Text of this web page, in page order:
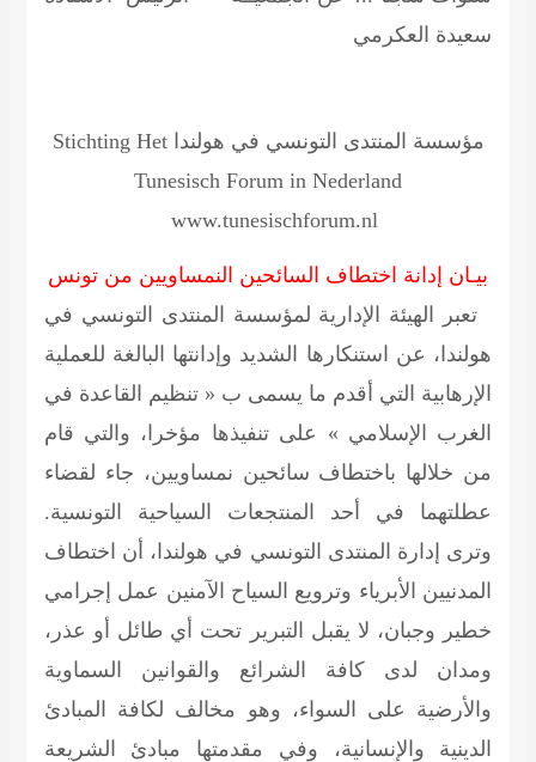
سعيدة العكرمي
مؤسسة المنتدى التونسي في هولنداStichting Het
Tunesisch Forum in Nederland
www.tunesischforum.nl
بيـان إدانة اختطاف السائحين النمساويين من تونس
تعبر الهيئة الإدارية لمؤسسة المنتدى التونسي في
هولندا، عن استنكارها الشديد وإدانتها البالغة للعملية
الإرهابية التي أقدم ما يسمى ب « تنظيم القاعدة في
الغرب الإسلامي » على تنفيذها مؤخرا، والتي قام
من خلالها باختطاف سائحين نمساويين، جاء لقضاء
عطلتهما في أحد المنتجعات السياحية التونسية.
وترى إدارة المنتدى التونسي في هولندا، أن اختطاف
المدنيين الأبرياء وترويع السياح الآمنين عمل إجرامي
خطير وجبان، لا يقبل التبرير تحت أي طائل أو عذر،
ومدان لدى كافة الشرائع والقوانين السماوية
والأرضية على السواء، وهو مخالف لكافة المبادئ
الدينية والإنسانية، وفي مقدمتها مبادئ الشريعة